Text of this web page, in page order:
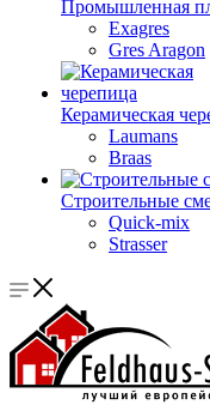
Промышленная
Exagres
Gres Aragon
Керамическая
Laumans
Braas
Строительные
Quick-mix
Strasser